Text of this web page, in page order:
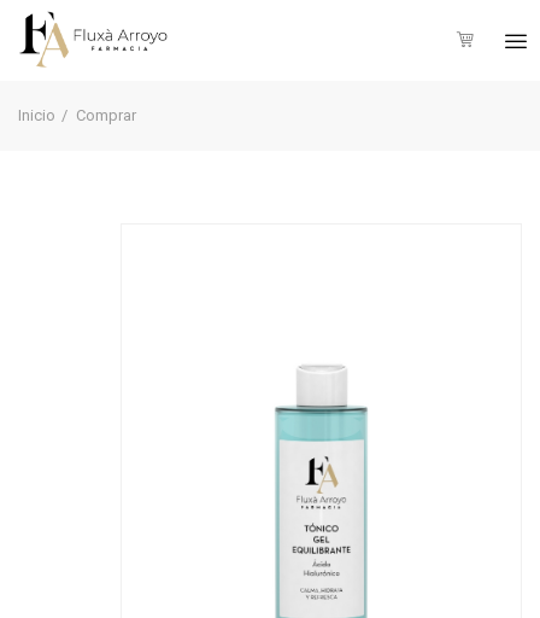
Inicio Comprar